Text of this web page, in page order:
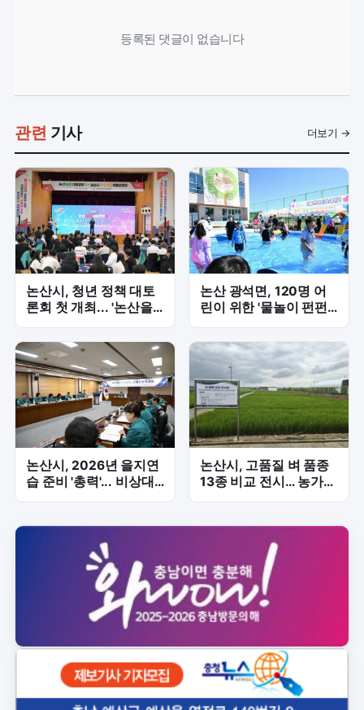
등록된 댓글이 없습니다
관련 기사 더보기 →
논산시, 청년 정책 대토
론회 첫 개최... '논산을
바꾸는 시간'으로 미래
설계
논산 광석면, 120명 어
린이 위한 '물놀이 펀펀
페스티벌' 성료
논산시, 2026년 을지연
습 준비 '총력'... 비상대
비태세 점검
논산시, 고품질 벼 품종
13종 비교 전시… 농가
선택 폭 확대